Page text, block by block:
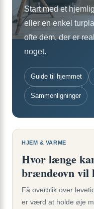
Start med et
eller en enkel
ofte dem, der er
noget.
Guide til hjemmet
Sammenligninger
HJEM & VARME
Hvor længe
brændeovn vil
Få overblik over
er værd at holde øje